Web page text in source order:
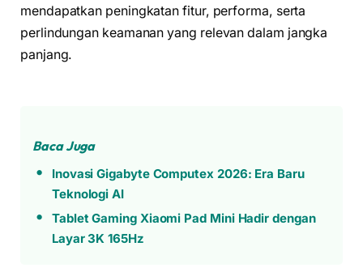
mendapatkan peningkatan fitur, performa, serta
perlindungan keamanan yang relevan dalam jangka
panjang.
Baca Juga
Inovasi Gigabyte Computex 2026: Era Baru
Teknologi AI
Tablet Gaming Xiaomi Pad Mini Hadir dengan
Layar 3K 165Hz